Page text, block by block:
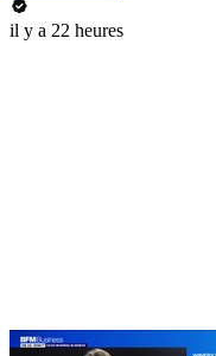
il y a 22 heures